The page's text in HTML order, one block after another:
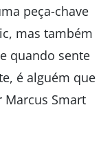
peça-chave
mas também
quando sente
é alguém que
Smart